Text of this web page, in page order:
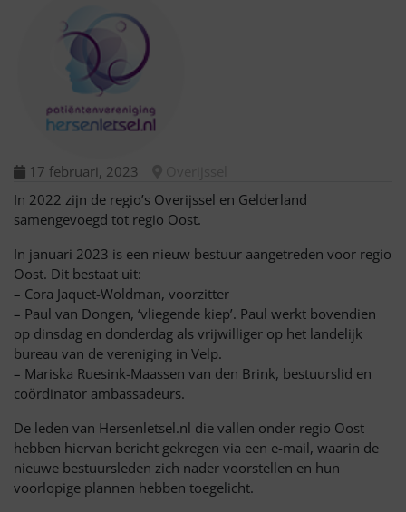
17 februari, 2023
In 2022 zijn de regio’s Overijssel en Gelderland
samengevoegd tot regio Oost.
In januari 2023 is een nieuw bestuur aangetreden voor regio
Oost. Dit bestaat uit:
– Cora Jaquet-Woldman, voorzitter
– Paul van Dongen, ‘vliegende kiep’. Paul werkt bovendien
op dinsdag en donderdag als vrijwilliger op het landelijk
bureau van de vereniging in Velp.
– Mariska Ruesink-Maassen van den Brink, bestuurslid en
coördinator ambassadeurs.
De leden van Hersenletsel.nl die vallen onder regio Oost
hebben hiervan bericht gekregen via een e-mail, waarin de
nieuwe bestuursleden zich nader voorstellen en hun
voorlopige plannen hebben toegelicht.